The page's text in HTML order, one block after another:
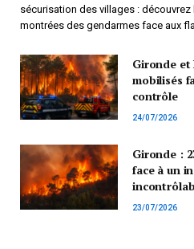
sécurisation des villages :
montrées des gendarmes face aux
Gironde et
mobilisés
contrôle
24/07/2026
Gironde :
face à un
23/07/2026